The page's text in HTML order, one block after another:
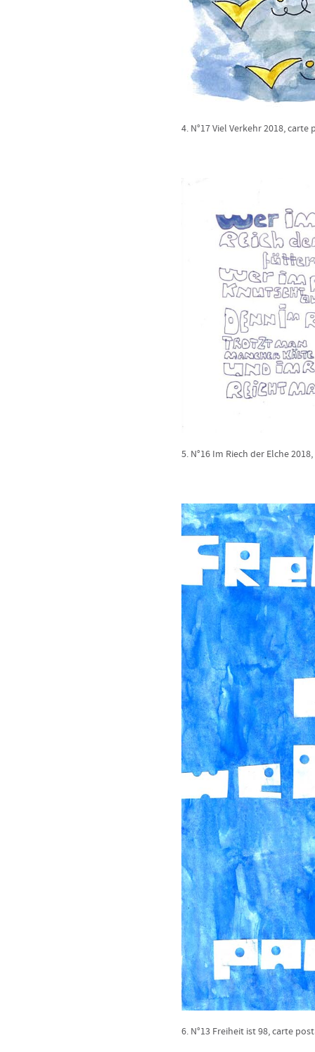
4. N°17 Viel Verkehr 2018, carte
5. N°16 Im Riech der Elche
6. N°13 Freiheit ist 98, carte